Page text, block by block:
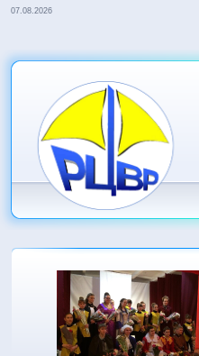
07.08.2026